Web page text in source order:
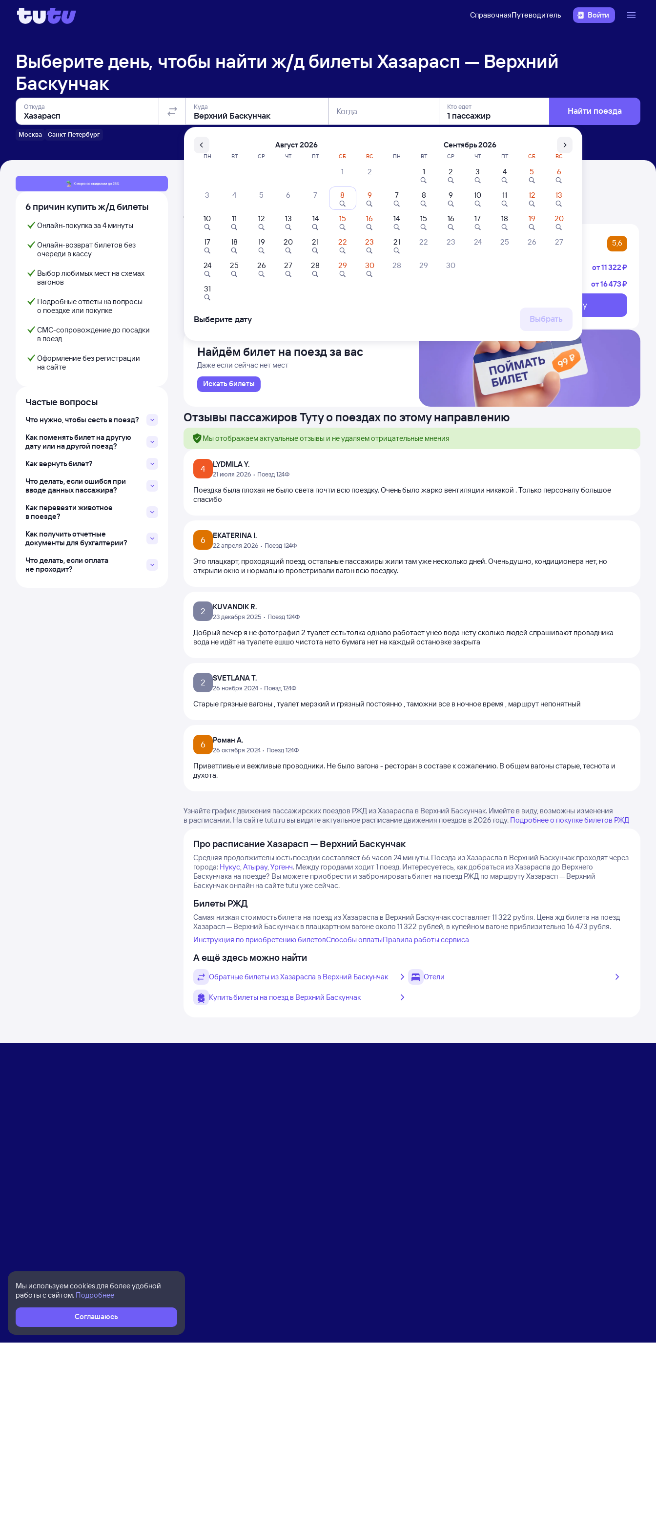
СправочнаяПутеводитель Войти
Выберите день, чтобы найти ж/д билеты Хазарасп — Верхний
Баскунчак
Откуда
Москва Санкт-Петербург
Куда Когда Кто едет Найти поезда
6 причин купить ж/д билеты
Онлайн-покупка за 4 минуты
Онлайн-возврат билетов без
очереди в кассу
Выбор любимых мест на схемах
вагонов
Подробные ответы на вопросы
о поездке или покупке
СМС-сопровождение до посадки
в поезд
Оформление без регистрации
на сайте
Частые вопросы
Что нужно, чтобы сесть в поезд?
Как поменять билет на другую
дату или на другой поезд?
Как вернуть билет?
Что делать, если ошибся при
вводе данных пассажира?
Как перевезти животное
в поезде?
Как получить отчетные
документы для бухгалтерии?
Что делать, если оплата
не проходит?
Расписание поездов Хазарасп — Верхний Баскунчак
Расписание поездов Верхний Баскунчак — Хазарасп
Открыта продажа билетов на 21 сентября. Отправление и прибытие по местному времени. Цены за 1 пассажира
124Ф Проходящий 5,6
Хазарасп
из Ташкента Пасс Центр.
12:23 05:47 от11 ⁠322 ⁠₽
от16 ⁠473 ⁠₽
Выберите дату
Найдём билет на поезд за вас
Даже если сейчас нет мест
Искать билеты
Отзывы пассажиров Туту о поездах по этому направлению
Мы отображаем актуальные отзывы и не удаляем отрицательные мнения
4 LYDMILA Y.
21 июля 2026 • Поезд 124Ф
Поездка была плохая не было света почти всю поездку. Очень было жарко вентиляции никакой . Только персоналу большое
спасибо
6 EKATERINA I.
22 апреля 2026 • Поезд 124Ф
Это плацкарт, проходящий поезд, остальные пассажиры жили там уже несколько дней. Очень душно, кондиционера нет, но
открыли окно и нормально проветривали вагон всю поездку.
2 KUVANDIK R.
23 декабря 2025 • Поезд 124Ф
Добрый вечер я не фотографил 2 туалет есть толка однаво работает унео вода нету сколько людей спрашивают провадника
вода не идёт на туалете ешшо чистота нето бумага нет на каждый остановке закрыта
2 SVETLANA T.
26 ноября 2024 • Поезд 124Ф
Старые грязные вагоны , туалет мерзкий и грязный постоянно , таможни все в ночное время , маршрут непонятный
6 Роман А.
26 октября 2024 • Поезд 124Ф
Приветливые и вежливые проводники. Не было вагона - ресторан в составе к сожалению. В общем вагоны старые, теснота и
духота.
Узнайте график движения пассажирских поездов РЖД из Хазараспа в Верхний Баскунчак. Имейте в виду, возможны изменения
в расписании. На сайте tutu.ru вы видите актуальное расписание движения поездов в 2026 году. Подробнее о покупке билетов РЖД
Про расписание Хазарасп — Верхний Баскунчак
Средняя продолжительность поездки составляет 66 часов 24 минуты. Поезда из Хазараспа в Верхний Баскунчак проходят через
города: Нукус,Атырау,Ургенч. Между городами ходит 1 поезд. Интересуетесь, как добраться из Хазараспа до Верхнего
Баскунчака на поезде? Вы можете приобрести и забронировать билет на поезд РЖД по маршруту Хазарасп — Верхний
Баскунчак онлайн на сайте tutu уже сейчас.
Билеты РЖД
Самая низкая стоимость билета на поезд из Хазараспа в Верхний Баскунчак составляет 11 322 рубля. Цена жд билета на поезд
Хазарасп — Верхний Баскунчак в плацкартном вагоне около 11 322 рублей, в купейном вагоне приблизительно 16 473 рубля.
Инструкция по приобретению билетовСпособы оплатыПравила работы сервиса
А ещё здесь можно найти
Обратные билеты из Хазараспа в Верхний Баскунчак Отели
Купить билеты на поезд в Верхний Баскунчак
Мы используем cookies для более удобной
работы с сайтом. Подробнее
Соглашаюсь
Август 2026
ПН ВТ СР ЧТ ПТ СБ ВС
1 2
3 4 5 6 7 8 9
10 11 12 13 14 15 16
17 18 19 20 21 22 23
24 25 26 27 28 29 30
31
Сентябрь 2026
ПН ВТ СР ЧТ ПТ СБ ВС
1 2 3 4 5 6
7 8 9 10 11 12 13
14 15 16 17 18 19 20
21 22 23 24 25 26 27
28 29 30
Выберите дату Выбрать